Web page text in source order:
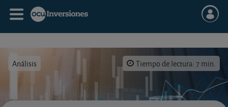
Análisis Tiempo de lectura: 7 min.